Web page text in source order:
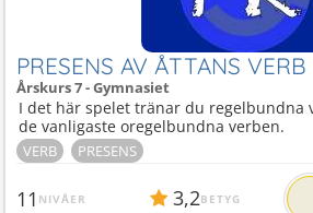
PRESENS AV ÅTTANS VERB
Årskurs 7 - Gymnasiet
I det här spelet tränar du regelbundna
de vanligaste oregelbundna verben.
VERB PRESENS
11 NIVÅER 3,2BETYG